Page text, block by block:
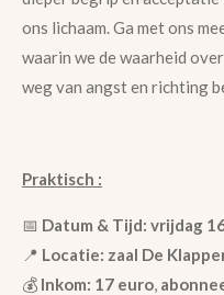
ons lichaam. Ga met ons
waarin we de waarheid
weg van angst en richting
Praktisch :
📅 Datum & Tijd: vrijdag
📍 Locatie: zaal De
💰 Inkom: 17 euro,